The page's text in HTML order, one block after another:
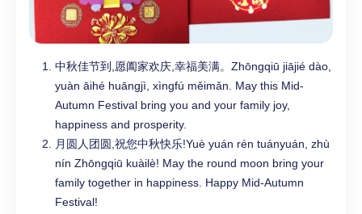
中秋佳节到,愿阖家欢庆,幸福美满。Zhōngqiū jiājié dào,
yuàn āihé huāngjì, xìngfú měimǎn. May this Mid-
Autumn Festival bring you and your family joy,
happiness and prosperity.
月圆人团圆,祝您中秋快乐!Yuè yuán rén tuányuán, zhù
nín Zhōngqiū kuàilè! May the round moon bring your
family together in happiness. Happy Mid-Autumn
Festival!